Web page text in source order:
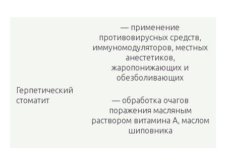
Герпетический
стоматит
— применение
противовирусных средств,
иммуномодуляторов, местных
анестетиков,
жаропонижающих и
обезболивающих
— обработка очагов
поражения масляным
раствором витамина А, маслом
шиповника